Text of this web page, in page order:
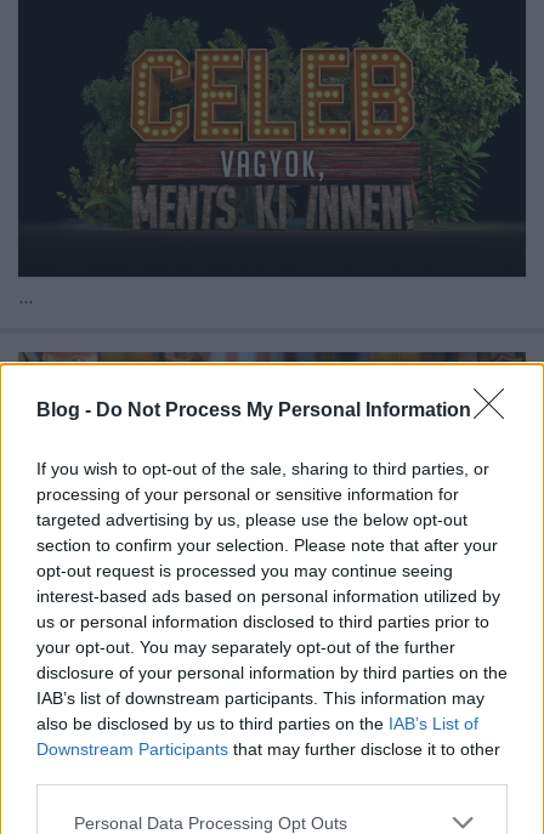
Blog - Do Not Process My Personal Information
If you wish to opt-out of the sale, sharing to third parties, or
processing of your personal or sensitive information for
targeted advertising by us, please use the below opt-out
section to confirm your selection. Please note that after your
opt-out request is processed you may continue seeing
interest-based ads based on personal information utilized by
us or personal information disclosed to third parties prior to
your opt-out. You may separately opt-out of the further
disclosure of your personal information by third parties on the
IAB’s list of downstream participants. This information may
also be disclosed by us to third parties on the IAB’s List of
Downstream Participants that may further disclose it to other
Please note that this website/app uses one or more Google
Personal Data Processing Opt Outs
...
Frei Tamás tárgyalt az RTL-lel a
visszatéréséről, de nem lett belőle